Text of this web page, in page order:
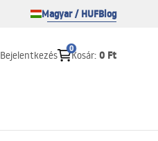
Magyar / HUFBlog
Bejelentkezés
0
Kosár: 0 Ft